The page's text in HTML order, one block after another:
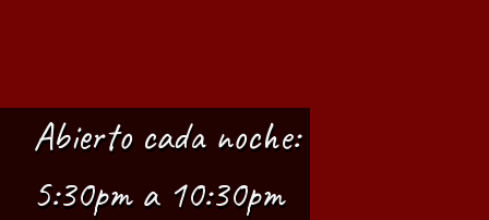
Abierto cada noche:
5:30pm a 10:30pm